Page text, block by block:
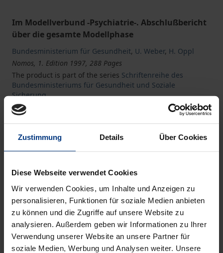
Zustimmung Details Über Cookies
Diese Webseite verwendet Cookies
Wir verwenden Cookies, um Inhalte und Anzeigen zu
personalisieren, Funktionen für soziale Medien anbieten
zu können und die Zugriffe auf unsere Website zu
analysieren. Außerdem geben wir Informationen zu Ihrer
Verwendung unserer Website an unsere Partner für
soziale Medien, Werbung und Analysen weiter. Unsere
Im Modellverbund -Psychiatrie-. Abschlußbericht
über die gesamte Modellphase
Bundesministerium für Gesundheit, U. Weber, H. Oppl
Nomos, 1. Edition 1997, 288 Pages
The product is part of the series Schriftenreihe des
Bundesministeriums für Gesundheit und Soziale
Sicherung
Add to Cart
Add to Wish List
Delivery cost notice